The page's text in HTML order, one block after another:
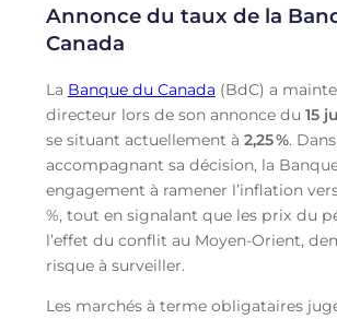
Annonce du taux de la
Canada
La Banque du Canada (BdC) a
directeur lors de son annonce du 15
se situant actuellement à 2,25%.
accompagnant sa décision, la
engagement à ramener l’inflation
%, tout en signalant que les prix du
l’effet du conflit au Moyen-Orient,
risque à surveiller.
Les marchés à terme obligataires